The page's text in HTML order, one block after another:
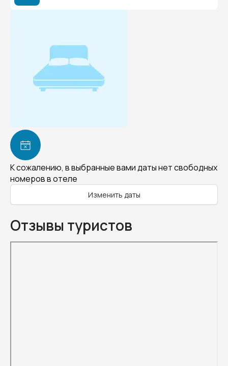
К сожалению, в выбранные вами даты нет свободных
номеров в отеле
Изменить даты
Отзывы туристов